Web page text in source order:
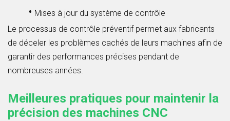
• Mises à jour du système de contrôle
Le processus de contrôle préventif permet aux fabricants
de déceler les problèmes cachés de leurs machines afin de
garantir des performances précises pendant de
nombreuses années.
Meilleures pratiques pour maintenir la
précision des machines CNC